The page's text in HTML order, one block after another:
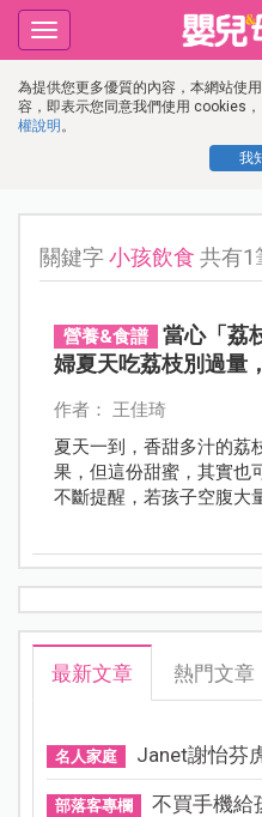
為提供您更多優質的內容，本網站使
容，即表示您同意我們使用 cookies
權說明 。
我
Toggle
navigation
關鍵字小孩飲食 共有1
營養&食譜
當心「荔
婦夏天吃荔枝別過量
作者： 王佳琦
夏天一到，香甜多汁的荔
果，但這份甜蜜，其實也
不斷提醒，若孩子空腹大
果，孕婦、糖尿病患者以
最新文章 熱門文章
名人家庭 Janet謝怡芬
部落客專欄 不買手機給